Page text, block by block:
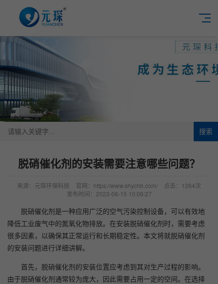
搜索
脱硝催化剂的安装需要注意哪些问题？
来源：元琛环保科技 官网：https://www.shychb.com/
点击：1264次
发布时间：2023-06-15 10:06:27
脱硝催化剂是一种应用广泛的空气污染控制设备，可以有效地
降低工业废气中的氮氧化物排放。在安装脱硝催化剂时，需要考虑
很多因素，以确保其正常运行和长期稳定性。本文将就脱硝催化剂
的安装问题进行详细讲解。
首先，脱硝催化剂的安装位置应考虑到其对生产过程的影响。
由于脱硝催化剂通常较为庞大，因此需要占用一定的空间。在选择